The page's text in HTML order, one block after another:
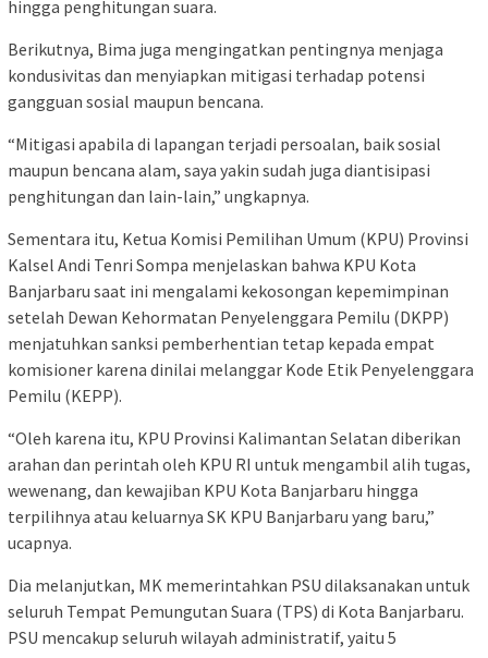
hingga penghitungan suara.
Berikutnya, Bima juga mengingatkan pentingnya menjaga
kondusivitas dan menyiapkan mitigasi terhadap potensi
gangguan sosial maupun bencana.
“Mitigasi apabila di lapangan terjadi persoalan, baik sosial
maupun bencana alam, saya yakin sudah juga diantisipasi
penghitungan dan lain-lain,” ungkapnya.
Sementara itu, Ketua Komisi Pemilihan Umum (KPU) Provinsi
Kalsel Andi Tenri Sompa menjelaskan bahwa KPU Kota
Banjarbaru saat ini mengalami kekosongan kepemimpinan
setelah Dewan Kehormatan Penyelenggara Pemilu (DKPP)
menjatuhkan sanksi pemberhentian tetap kepada empat
komisioner karena dinilai melanggar Kode Etik Penyelenggara
Pemilu (KEPP).
“Oleh karena itu, KPU Provinsi Kalimantan Selatan diberikan
arahan dan perintah oleh KPU RI untuk mengambil alih tugas,
wewenang, dan kewajiban KPU Kota Banjarbaru hingga
terpilihnya atau keluarnya SK KPU Banjarbaru yang baru,”
ucapnya.
Dia melanjutkan, MK memerintahkan PSU dilaksanakan untuk
seluruh Tempat Pemungutan Suara (TPS) di Kota Banjarbaru.
PSU mencakup seluruh wilayah administratif, yaitu 5